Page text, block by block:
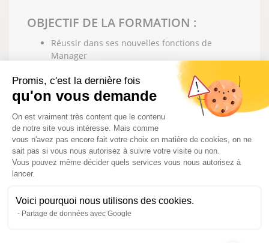
Promis, c'est la dernière fois
qu'on vous demande
Plateforme de Gestion du
On est vraiment très content que le contenu
de notre site vous intéresse. Mais comme
vous n'avez pas encore fait votre choix en matière de cookies, on ne
sait pas si vous nous autorisez à suivre votre visite ou non.
Vous pouvez même décider quels services vous nous autorisez à
lancer.
Voici pourquoi nous utilisons des cookies.
Partage de données avec Google
OBJECTIF DE LA FORMATION :
Réussir dans ses nouvelles fonctions de
Manager
MOYENS PÉDAGOGIQUE ET
TECHNIQUES :
Formation en présentiel
Mise en situation